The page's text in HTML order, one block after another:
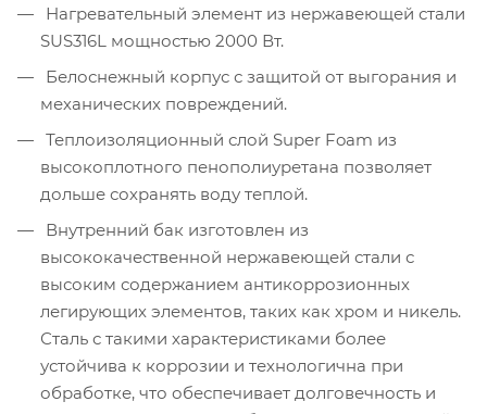
Нагревательный элемент из нержавеющей стали
SUS316L мощностью 2000 Вт.
Белоснежный корпус с защитой от выгорания и
механических повреждений.
Теплоизоляционный слой Super Foam из
высокоплотного пенополиуретана позволяет
дольше сохранять воду теплой.
Внутренний бак изготовлен из
высококачественной нержавеющей стали с
высоким содержанием антикоррозионных
легирующих элементов, таких как хром и никель.
Сталь с такими характеристиками более
устойчива к коррозии и технологична при
обработке, что обеспечивает долговечность и